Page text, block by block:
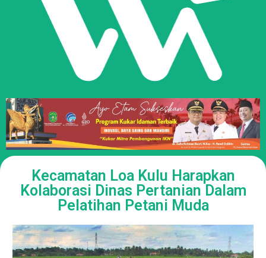
Kecamatan Loa Kulu Harapkan
Kolaborasi Dinas Pertanian Dalam
Pelatihan Petani Muda